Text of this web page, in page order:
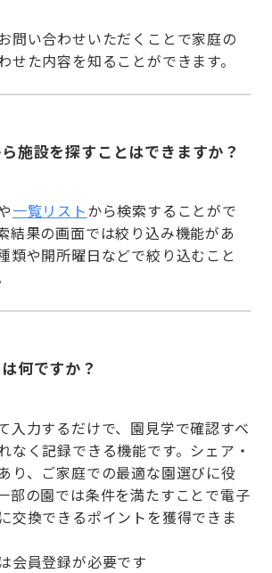
問い合わせいただくことで家庭の
せた内容を知ることができます。
施設を探すことはできますか？
一覧リストから検索することがで
結果の画面では絞り込み機能があ
類や開所曜日などで絞り込むこと
何ですか？
入力するだけで、園見学で確認すべ
なく記録できる機能です。シェア・
り、ご家庭での最適な園選びに役
部の園では条件を満たすことで電子
交換できるポイントを獲得できま
会員登録が必要です